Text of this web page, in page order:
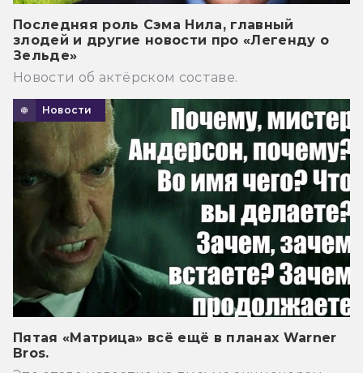
Последняя роль Сэма Нила, главный
злодей и другие новости про «Легенду о
Зельде»
Новости об актёрском составе.
Новости
Пятая «Матрица» всё ещё в планах Warner
Bros.